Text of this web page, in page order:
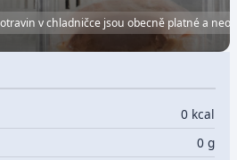
v chladničce jsou obecně platné a
0 kcal
0 g